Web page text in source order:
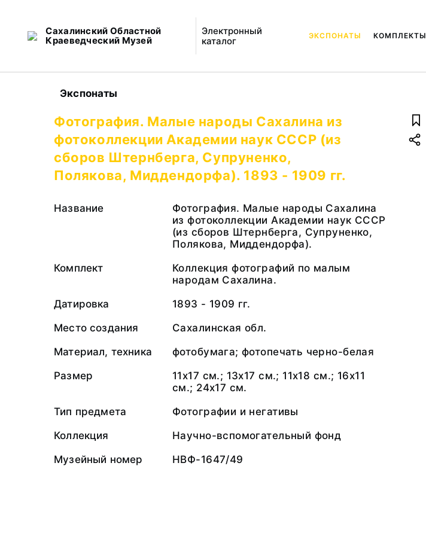
Сахалинский Областной
Краеведческий Музей
Электронный
каталог
ЭКСПОНАТЫ КОМПЛЕКТЫ
Экспонаты
Фотография. Малые народы Сахалина из
фотоколлекции Академии наук СССР (из
сборов Штернберга, Супруненко,
Полякова, Миддендорфа). 1893 - 1909 гг.
Название
Фотография. Малые народы Сахалина
из фотоколлекции Академии наук СССР
(из сборов Штернберга, Супруненко,
Полякова, Миддендорфа).
Комплект
Коллекция фотографий по малым
народам Сахалина.
Датировка
1893 - 1909 гг.
Место создания
Сахалинская обл.
Материал, техника
фотобумага; фотопечать черно-белая
Размер
11х17 см.; 13х17 см.; 11х18 см.; 16х11
см.; 24х17 см.
Тип предмета
Фотографии и негативы
Коллекция
Научно-вспомогательный фонд
Музейный номер
НВФ-1647/49